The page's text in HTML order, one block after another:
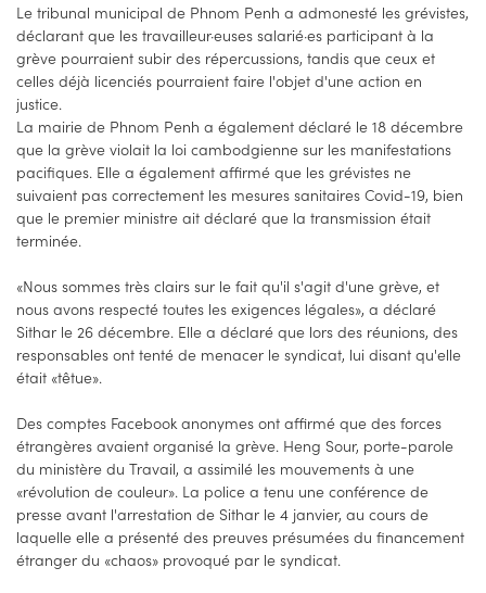
Le tribunal municipal de Phnom Penh a admonesté les grévistes,
déclarant que les travailleur·euses salarié·es participant à la
grève pourraient subir des répercussions, tandis que ceux et
celles déjà licenciés pourraient faire l'objet d'une action en
justice.
La mairie de Phnom Penh a également déclaré le 18 décembre
que la grève violait la loi cambodgienne sur les manifestations
pacifiques. Elle a également affirmé que les grévistes ne
suivaient pas correctement les mesures sanitaires Covid-19, bien
que le premier ministre ait déclaré que la transmission était
terminée.
«Nous sommes très clairs sur le fait qu'il s'agit d'une grève, et
nous avons respecté toutes les exigences légales», a déclaré
Sithar le 26 décembre. Elle a déclaré que lors des réunions, des
responsables ont tenté de menacer le syndicat, lui disant qu'elle
était «têtue».
Des comptes Facebook anonymes ont affirmé que des forces
étrangères avaient organisé la grève. Heng Sour, porte-parole
du ministère du Travail, a assimilé les mouvements à une
«révolution de couleur». La police a tenu une conférence de
presse avant l'arrestation de Sithar le 4 janvier, au cours de
laquelle elle a présenté des preuves présumées du financement
étranger du «chaos» provoqué par le syndicat.